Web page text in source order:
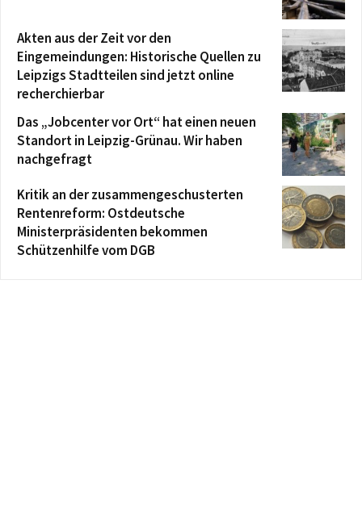
Akten aus der Zeit vor den
Eingemeindungen: Historische Quellen zu
Leipzigs Stadtteilen sind jetzt online
recherchierbar
Das „Jobcenter vor Ort“ hat einen neuen
Standort in Leipzig-Grünau. Wir haben
nachgefragt
Kritik an der zusammengeschusterten
Rentenreform: Ostdeutsche
Ministerpräsidenten bekommen
Schützenhilfe vom DGB